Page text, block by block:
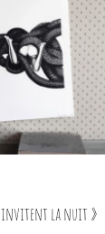
la nuit »